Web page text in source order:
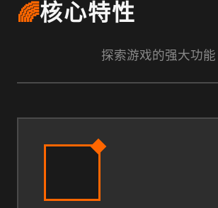
🌈核心特性
探索游戏的强大功能